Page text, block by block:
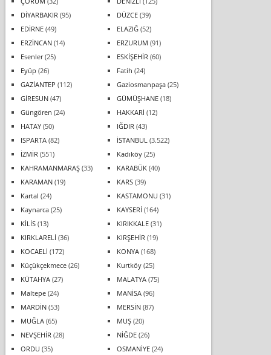
DİYARBAKIR (95) DÜZCE(39)
EDİRNE(49) ELAZIĞ(52)
ERZİNCAN(14) ERZURUM (91)
Esenler(25) ESKİŞEHİR (60)
Eyüp (26) Fatih (24)
GAZİANTEP (112) Gaziosmanpaşa(25)
GİRESUN(47) GÜMÜŞHANE(18)
Güngören (24) HAKKARİ (12)
HATAY(50) IĞDIR (43)
ISPARTA(82) İSTANBUL (3.522)
İZMİR (551) Kadıköy(25)
KAHRAMANMARAŞ(33) KARABÜK(40)
KARAMAN(19) KARS(39)
Kartal (24) KASTAMONU (31)
Kaynarca(25) KAYSERİ (164)
KİLİS(13) KIRIKKALE(31)
KIRKLARELİ (36) KIRŞEHİR (19)
KOCAELİ (172) KONYA(168)
Küçükçekmece(26) Kurtköy(25)
KÜTAHYA(27) MALATYA(75)
Maltepe(24) MANİSA(96)
MARDİN(53) MERSİN(87)
MUĞLA(65) MUŞ(20)
NEVŞEHİR (28) NİĞDE(26)
ORDU (35) OSMANİYE(24)